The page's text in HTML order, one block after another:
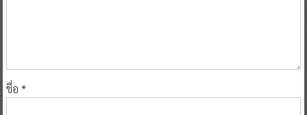
ชื่อ *